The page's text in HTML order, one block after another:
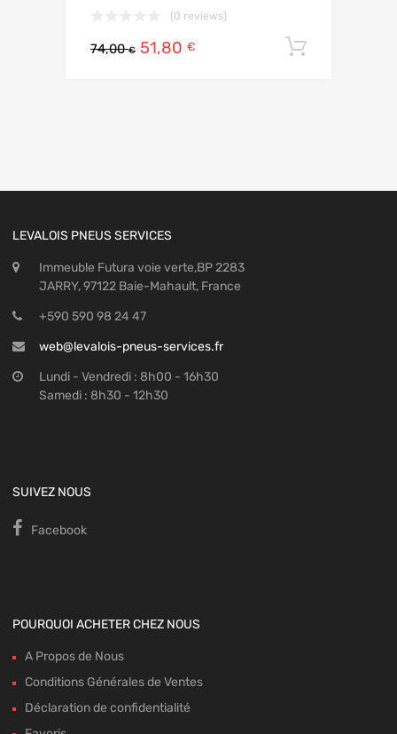
(0 reviews)
74,00€ 51,80 €
LEVALOIS PNEUS SERVICES
Immeuble Futura voie verte,BP 2283
JARRY, 97122 Baie-Mahault, France
+590 590 98 24 47
web@levalois-pneus-services.fr
Lundi - Vendredi : 8h00 - 16h30
Samedi : 8h30 - 12h30
SUIVEZ NOUS
Facebook
POURQUOI ACHETER CHEZ NOUS
A Propos de Nous
Conditions Générales de Ventes
Déclaration de confidentialité